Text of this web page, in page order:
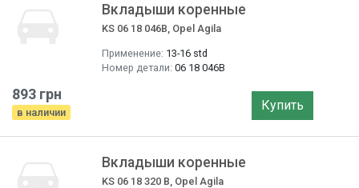
Вкладыши коренные
KS 06 18 046B, Opel Agila
Применение: 13-16 std
Номер детали: 06 18 046B
893 грн
в наличии Купить
Вкладыши коренные
KS 06 18 320 B, Opel Agila